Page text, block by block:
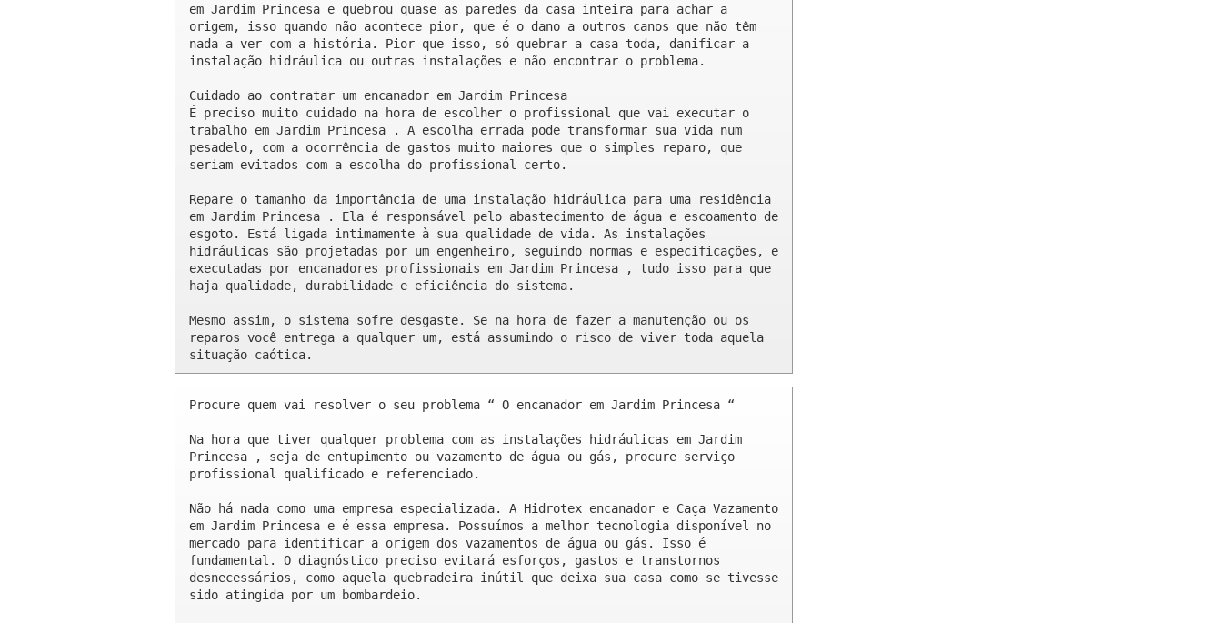
em Jardim Princesa e quebrou quase as paredes da casa inteira para achar a
origem, isso quando não acontece pior, que é o dano a outros canos que não têm
nada a ver com a história. Pior que isso, só quebrar a casa toda, danificar a
instalação hidráulica ou outras instalações e não encontrar o problema.
Cuidado ao contratar um encanador em Jardim Princesa
É preciso muito cuidado na hora de escolher o profissional que vai executar o
trabalho em Jardim Princesa . A escolha errada pode transformar sua vida num
pesadelo, com a ocorrência de gastos muito maiores que o simples reparo, que
seriam evitados com a escolha do profissional certo.
Repare o tamanho da importância de uma instalação hidráulica para uma residência
em Jardim Princesa . Ela é responsável pelo abastecimento de água e escoamento de
esgoto. Está ligada intimamente à sua qualidade de vida. As instalações
hidráulicas são projetadas por um engenheiro, seguindo normas e especificações, e
executadas por encanadores profissionais em Jardim Princesa , tudo isso para que
haja qualidade, durabilidade e eficiência do sistema.
Mesmo assim, o sistema sofre desgaste. Se na hora de fazer a manutenção ou os
reparos você entrega a qualquer um, está assumindo o risco de viver toda aquela
situação caótica.
Procure quem vai resolver o seu problema “ O encanador em Jardim Princesa “
Na hora que tiver qualquer problema com as instalações hidráulicas em Jardim
Princesa , seja de entupimento ou vazamento de água ou gás, procure serviço
profissional qualificado e referenciado.
Não há nada como uma empresa especializada. A Hidrotex encanador e Caça Vazamento
em Jardim Princesa e é essa empresa. Possuímos a melhor tecnologia disponível no
mercado para identificar a origem dos vazamentos de água ou gás. Isso é
fundamental. O diagnóstico preciso evitará esforços, gastos e transtornos
desnecessários, como aquela quebradeira inútil que deixa sua casa como se tivesse
sido atingida por um bombardeio.